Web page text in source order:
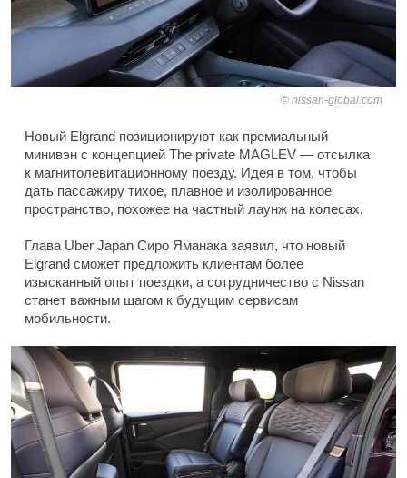
nissan-global.com
Новый Elgrand позиционируют как премиальный
минивэн с концепцией The private MAGLEV — отсылка
к магнитолевитационному поезду. Идея в том, чтобы
дать пассажиру тихое, плавное и изолированное
пространство, похожее на частный лаунж на колесах.
Глава Uber Japan Сиро Яманака заявил, что новый
Elgrand сможет предложить клиентам более
изысканный опыт поездки, а сотрудничество с Nissan
станет важным шагом к будущим сервисам
мобильности.